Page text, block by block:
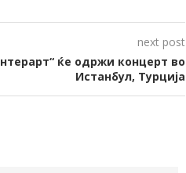
next post
ќе одржи концерт во
Истанбул, Турција